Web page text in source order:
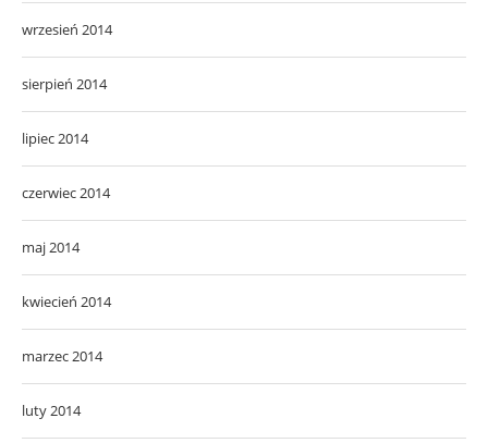
wrzesień 2014
sierpień 2014
lipiec 2014
czerwiec 2014
maj 2014
kwiecień 2014
marzec 2014
luty 2014